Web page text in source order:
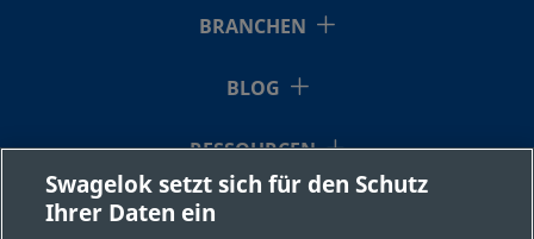
BRANCHEN
BLOG
RESSOURCEN
ÜBER UNS
Swagelok setzt sich für den Schutz
Ihrer Daten ein